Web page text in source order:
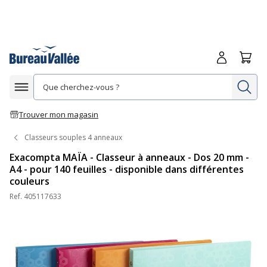
Afficher la navigation
Trouver mon magasin
Me
Classeurs souples 4 anneaux
Exacompta MAÏA - Classeur à anneaux - Dos 20 mm -
A4 - pour 140 feuilles - disponible dans différentes
couleurs
Ref. 405117633